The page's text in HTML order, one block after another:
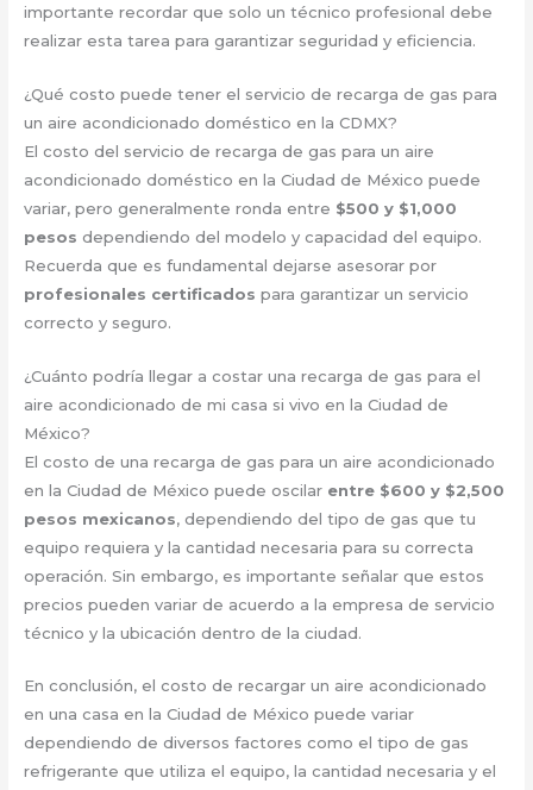
importante recordar que solo un técnico profesional debe
realizar esta tarea para garantizar seguridad y eficiencia.
¿Qué costo puede tener el servicio de recarga de gas para
un aire acondicionado doméstico en la CDMX?
El costo del servicio de recarga de gas para un aire
acondicionado doméstico en la Ciudad de México puede
variar, pero generalmente ronda entre $500 y $1,000
pesos dependiendo del modelo y capacidad del equipo.
Recuerda que es fundamental dejarse asesorar por
profesionales certificados para garantizar un servicio
correcto y seguro.
¿Cuánto podría llegar a costar una recarga de gas para el
aire acondicionado de mi casa si vivo en la Ciudad de
México?
El costo de una recarga de gas para un aire acondicionado
en la Ciudad de México puede oscilar entre $600 y $2,500
pesos mexicanos, dependiendo del tipo de gas que tu
equipo requiera y la cantidad necesaria para su correcta
operación. Sin embargo, es importante señalar que estos
precios pueden variar de acuerdo a la empresa de servicio
técnico y la ubicación dentro de la ciudad.
En conclusión, el costo de recargar un aire acondicionado
en una casa en la Ciudad de México puede variar
dependiendo de diversos factores como el tipo de gas
refrigerante que utiliza el equipo, la cantidad necesaria y el